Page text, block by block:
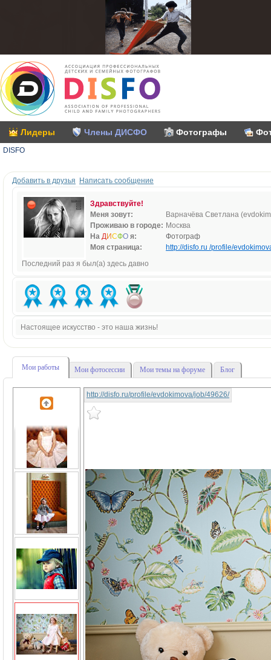
Лидеры Члены ДИСФО Фотографы
DISFO
Добавить в друзья Написать сообщение
Здравствуйте!
Меня зовут:
Варначёва Светлана
Проживаю в городе: Москва
На ДИСФО я:
Фотограф
Моя страница:
http://disfo.ru /profile/
Последний раз я был(а) здесь давно
Настоящее искусство - это наша жизнь!
Мои работы Мои фотосессии Мои темы на форуме Блог
http://disfo.ru/profile/evdokimova/job/49626/